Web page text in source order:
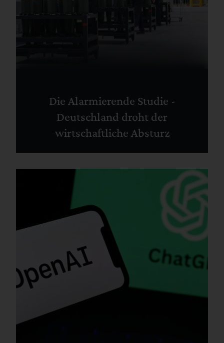
Die Alarmierende Studie -
Deutschland droht der
wirtschaftliche Absturz